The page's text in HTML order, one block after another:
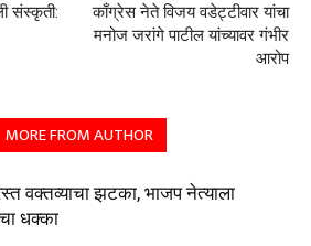
संस्कृती:
काँग्रेस नेते विजय वडेट्टीवार यांचा
मनोज जरांगे पाटील यांच्यावर गंभीर
आरोप
MORE FROM AUTHOR
वक्तव्याचा झटका, भाजप नेत्याला
धक्का